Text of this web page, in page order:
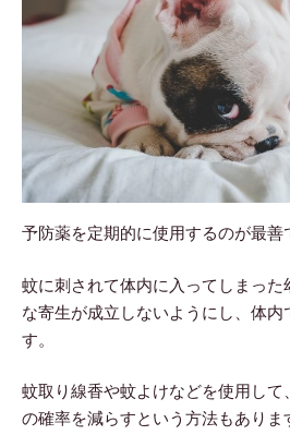
予防薬を定期的に使用するのが最善
蚊に刺されて体内に入ってしまった
な寄生が成立しないようにし、体内
す。
蚊取り線香や蚊よけなどを使用して
の確率を減らすという方法もあり